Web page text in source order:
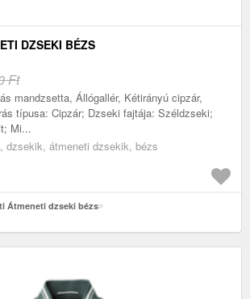
DZSEKI BÉZS
Ft
mandzsetta, Állógallér, Kétirányú cipzár,
típusa: Cipzár; Dzseki fajtája: Széldzseki;
Mi...
dzsekik, átmeneti dzsekik, bézs
Átmeneti dzseki bézs